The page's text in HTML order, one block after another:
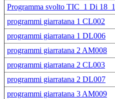
Programma svolto TIC_1 Di
programmi giarratana 1 CL002
programmi giarratana 1 DL006
programmi giarratana 2 AM008
programmi giarratana 2 CL003
programmi giarratana 2 DL007
programmi giarratana 3 AM009